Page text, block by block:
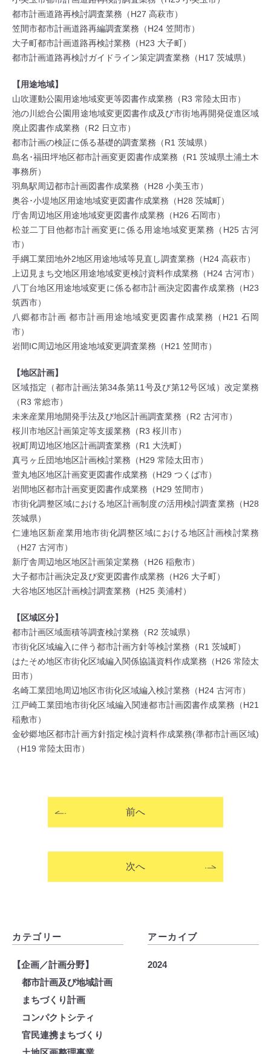
都市計画道路再検討調査業務（H27 高萩市）
笠間市都市計画道路再編調査業務（H24 笠間市）
大子町都市計画道路再検討業務（H23 大子町）
都市計画道路再検討ガイドライン策定調査業務（H17 茨城県）
【用途地域】
山吹運動公園用途地域変更等図書作成業務（R3 常陸太田市）
池の川総合公園用途地域変更図書作成及び市街地再開発促進区域
廃止図書作成業務（R2 日立市）
都市計画の検証に係る基礎的調査業務（R1 茨城県）
島名･福田坪地区都市計画変更図書作成業務（R1 茨城県土浦土木
事務所）
羽鳥駅周辺都市計画図書作成業務（H28 小美玉市）
奥谷･小堤地区用途地域変更図書作成業務（H28 茨城町）
庁舎周辺地区用途地域変更図書作成業務（H26 石岡市）
松並二丁目他都市計画変更に係る用途地域変更業務（H25 古河
市）
手綱工業団地外2地区用途地域等見直し調査業務（H24 高萩市）
上辺見まち交地区用途地域変更検討資料作成業務（H24 古河市）
八丁台地区用途地域変更に係る都市計画決定図書作成業務（H23
筑西市）
八郷都市計画 都市計画用途地域変更図書作成業務（H21 石岡
市）
岩間IC周辺地区用途地域変更調査業務（H21 笠間市）
【地区計画】
区域指定（都市計画法第34条第11号及び第12号区域）改定業務
（R3 常総市）
未来産業用地開発手法及び地区計画調査業務（R2 古河市）
桜川市地区計画策定等支援業務（R3 桜川市）
祝町周辺地区地区計画調査業務（R1 大洗町）
真弓ヶ丘団地地区計画検討業務（H29 常陸太田市）
萱丸地区地区計画変更図書作成業務（H29 つくば市）
岩間地区都市計画変更図書作成業務（H29 笠間市）
市街化調整区域における地区計画制度の活用検討調査業務（H28
茨城県）
仁連地区新産業用地市街化調整区域における地区計画検討業務
（H27 古河市）
新庁舎周辺地区地区計画策定業務（H26 稲敷市）
大子都市計画決定及び変更図書作成業務（H26 大子町）
大谷地区地区計画検討調査業務（H25 美浦村）
【区域区分】
都市計画区域面積等調査検討業務（R2 茨城県）
市街化区域編入に伴う都市計画方針等検討業務（R1 茨城町）
はたそめ地区市街化区域編入関係協議資料作成業務（H26 常陸太
田市）
名崎工業団地周辺地区市街化区域編入検討業務（H24 古河市）
江戸崎工業団地市街化区域編入関連都市計画図書作成業務（H21
稲敷市）
金砂郷地区都市計画方針指定検討資料作成業務(準都市計画区域)
（H19 常陸太田市）
前へ
次へ
カテゴリー
【企画／計画分野】
都市計画及び地域計画
まちづくり計画
コンパクトシティ
官民連携まちづくり
アーカイブ
2024